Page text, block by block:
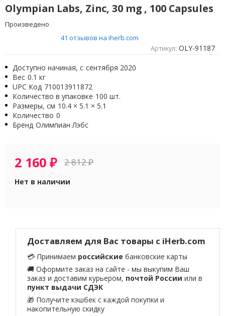
Olympian Labs, Zinc, 30 mg , 100 Capsules
Произведено
41 отзывов на iherb.com
Артикул: OLY-91187
Доступно начиная, с сентября 2020
Вес 0.1 кг
UPC Код 710013911872
Количество в упаковке 100 шт.
Размеры, см 10.4 × 5.1 × 5.1
Количество 0
Бренд Олимпиан Лэбс
2 160₽ 2 812₽
Нет в наличии
Доставляем для Вас товары с iHerb.com
💳 Принимаем российские банковские карты
🚚 Оформите заказ на сайте - мы выкупим Ваш
заказ и доставим курьером, почтой России или в
пункт выдачи СДЭК
🎁 Получите кэшбек с каждой покупки и
накопительную скидку